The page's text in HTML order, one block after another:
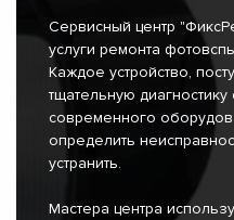
Сервисный центр
услуги ремонта
Каждое устройство,
тщательную
современного
определить
устранить.
Мастера центра